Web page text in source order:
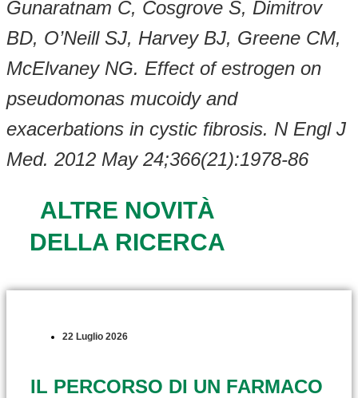
Gunaratnam C, Cosgrove S, Dimitrov
BD, O’Neill SJ, Harvey BJ, Greene CM,
McElvaney NG. Effect of estrogen on
pseudomonas mucoidy and
exacerbations in cystic fibrosis. N Engl J
Med. 2012 May 24;366(21):1978-86
ALTRE NOVITÀ
DELLA RICERCA
22 Luglio 2026
IL PERCORSO DI UN FARMACO